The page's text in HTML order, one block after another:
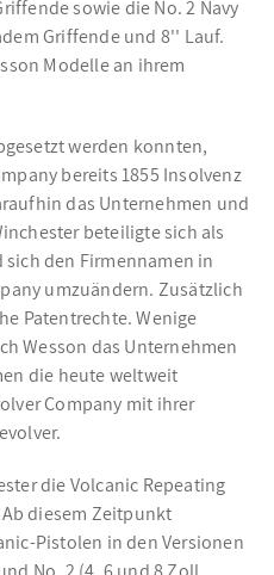
sowie die No. 2 Navy
Griffende und 8'' Lauf.
Modelle an ihrem
werden konnten,
bereits 1855 Insolvenz
das Unternehmen und
beteiligte sich als
den Firmennamen in
umzuändern. Zusätzlich
Patentrechte. Wenige
Wesson das Unternehmen
die heute weltweit
Company mit ihrer
die Volcanic Repeating
diesem Zeitpunkt
Pistolen in den Versionen